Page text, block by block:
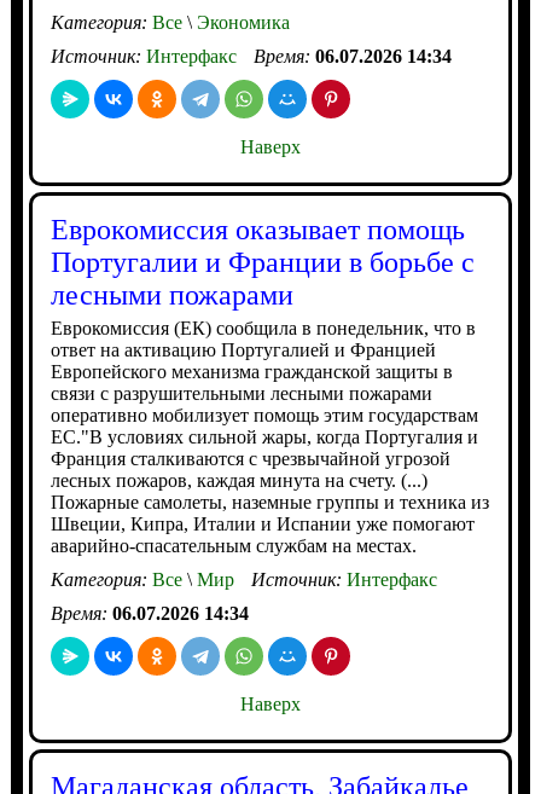
Категория: Все\Экономика
Источник: Интерфакс Время: 06.07.2026 14:34
Наверх
Еврокомиссия оказывает помощь
Португалии и Франции в борьбе с
лесными пожарами
Еврокомиссия (ЕК) сообщила в понедельник, что в
ответ на активацию Португалией и Францией
Европейского механизма гражданской защиты в
связи с разрушительными лесными пожарами
оперативно мобилизует помощь этим государствам
ЕС."В условиях сильной жары, когда Португалия и
Франция сталкиваются с чрезвычайной угрозой
лесных пожаров, каждая минута на счету. (...)
Пожарные самолеты, наземные группы и техника из
Швеции, Кипра, Италии и Испании уже помогают
аварийно-спасательным службам на местах.
Категория: Все\Мир Источник: Интерфакс
Время: 06.07.2026 14:34
Наверх
Магаданская область, Забайкалье